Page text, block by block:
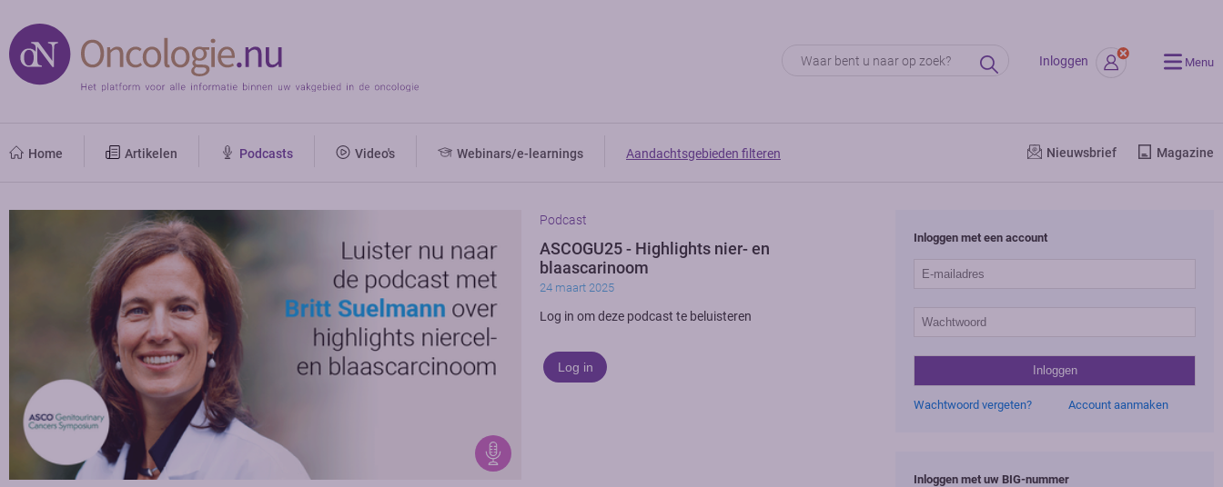
Inloggen Menu
Home Artikelen Podcasts Video's Webinars/e-learnings Aandachtsgebieden filteren Nieuwsbrief Magazine
Podcast
ASCOGU25 - Highlights nier- en
blaascarinoom
24 maart 2025
Log in om deze podcast te beluisteren
Log in
Inloggen met een account
Wachtwoord vergeten? Account aanmaken
Inloggen met uw BIG-nummer